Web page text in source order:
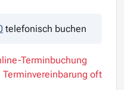
telefonisch buchen
Terminbuchung
oft